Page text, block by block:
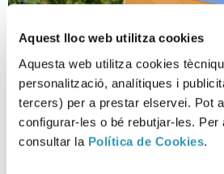
Aquest lloc web utilitza cookies
Aquesta web utilitza cookies
personalització, analítiques i
tercers) per a prestar elservei. Pot
configurar-les o bé rebutjar-les.
consultar la Política de Cookies.